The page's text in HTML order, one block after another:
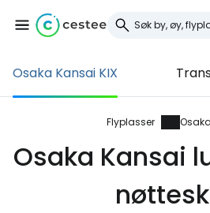
Osaka Kansai KIX
Flyplasser
Osaka Kansai
Logg inn på
... det
Fortsett med